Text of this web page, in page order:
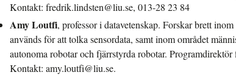
Kontakt: fredrik.lindsten@liu.se, 013-28 23 84
Amy Loutfi, professor i datavetenskap. Forskar brett
används för att tolka sensordata, samt inom området
autonoma robotar och fjärrstyrda robotar. Programdirektör
Kontakt: amy.loutfi@liu.se.